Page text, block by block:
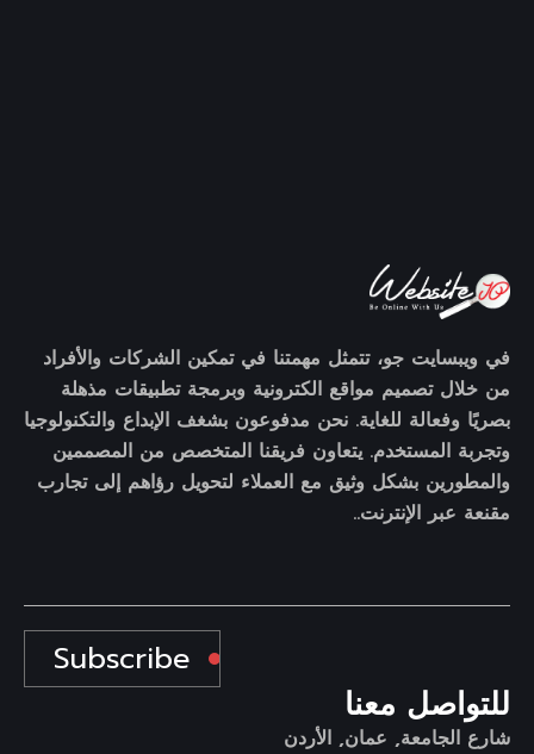
في ويبسايت جو، تتمثل مهمتنا في تمكين الشركات والأفراد
من خلال تصميم مواقع الكترونية وبرمجة تطبيقات مذهلة
بصريًا وفعالة للغاية. نحن مدفوعون بشغف الإبداع والتكنولوجيا
وتجربة المستخدم. يتعاون فريقنا المتخصص من المصممين
والمطورين بشكل وثيق مع العملاء لتحويل رؤاهم إلى تجارب
مقنعة عبر الإنترنت..
Subscribe
للتواصل معنا
شارع الجامعة, عمان, الأردن